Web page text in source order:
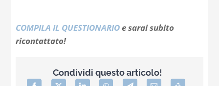
COMPILA IL QUESTIONARIOe sarai subito
ricontattato!
Condividi questo articolo!